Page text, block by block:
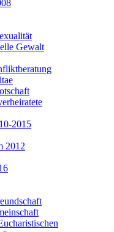
Gewalt
2015
2012